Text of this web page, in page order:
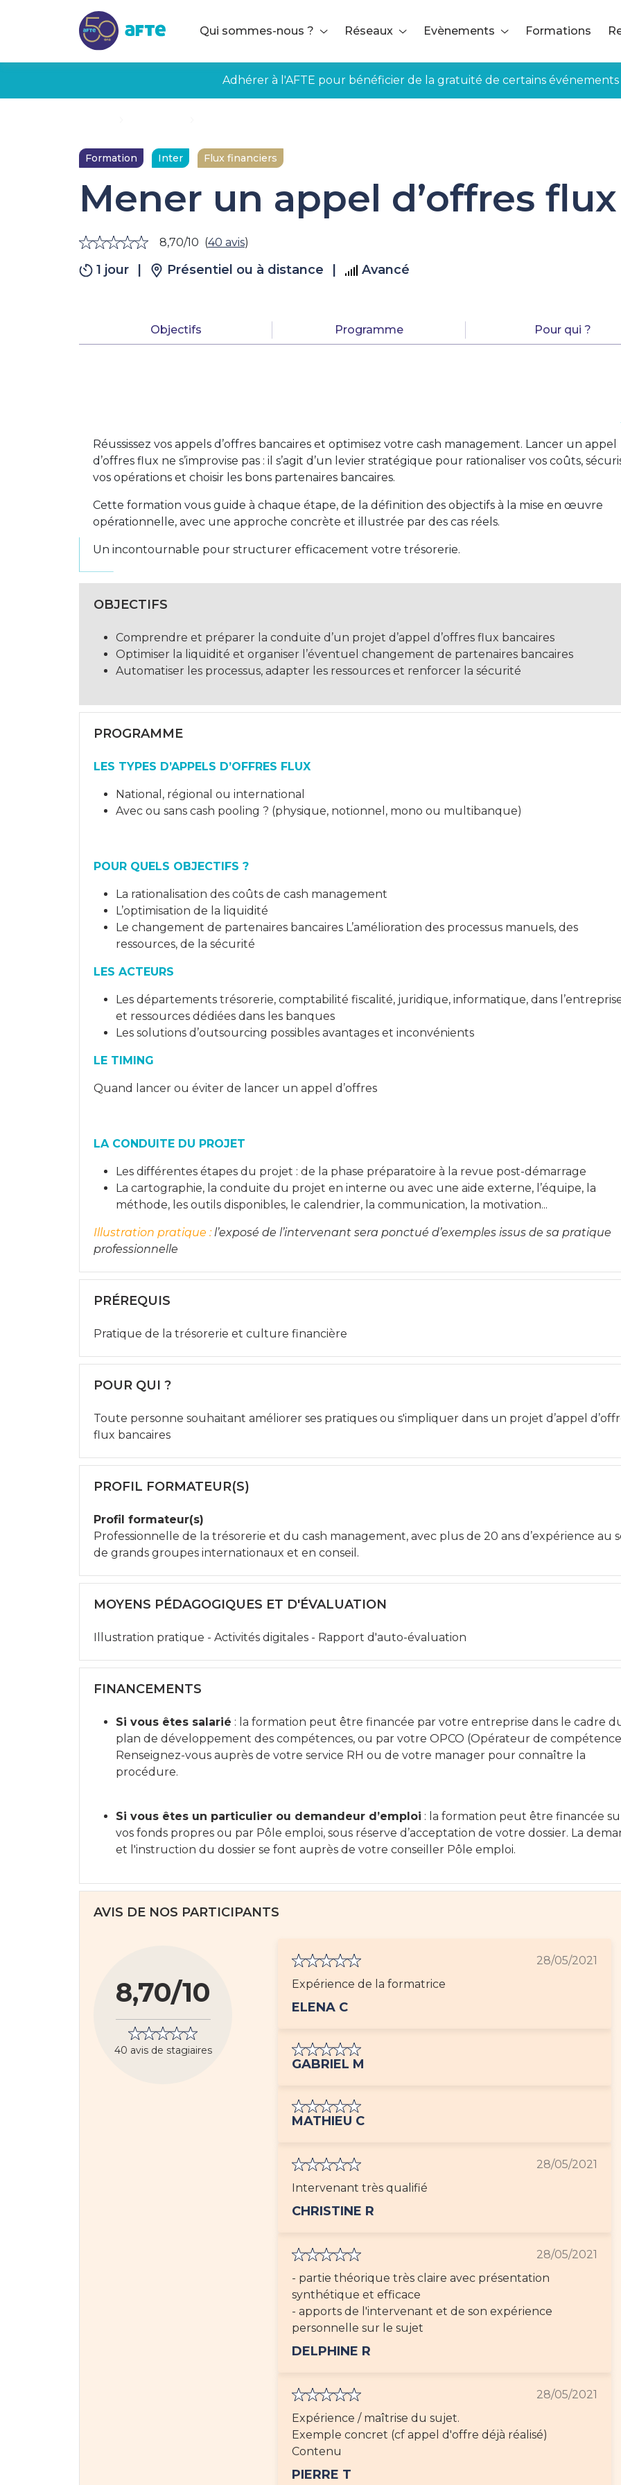
Qui sommes-nous ?
Réseaux Evènements Formations
Adhérer à l'AFTE pour bénéficier de la gratuité de certains événements
Formation Inter Flux financiers
Mener un appel d’offres
8,70/10 (40 avis)
1 jour Présentiel ou à distance Avancé
Objectifs Programme Pour qui ?
Réussissez vos appels d’offres bancaires et optimisez votre cash management. Lancer un appel
d’offres flux ne s’improvise pas : il s’agit d’un levier stratégique pour rationaliser vos coûts,
vos opérations et choisir les bons partenaires bancaires.
Cette formation vous guide à chaque étape, de la définition des objectifs à la mise en œuvre
opérationnelle, avec une approche concrète et illustrée par des cas réels.
Un incontournable pour structurer efficacement votre trésorerie.
OBJECTIFS
Comprendre et préparer la conduite d’un projet d’appel d’offres flux bancaires
Optimiser la liquidité et organiser l’éventuel changement de partenaires bancaires
Automatiser les processus, adapter les ressources et renforcer la sécurité
PROGRAMME
LES TYPES D’APPELS D’OFFRES FLUX
National, régional ou international
Avec ou sans cash pooling ? (physique, notionnel, mono ou multibanque)
POUR QUELS OBJECTIFS ?
La rationalisation des coûts de cash management
L’optimisation de la liquidité
Le changement de partenaires bancaires L’amélioration des processus manuels, des
ressources, de la sécurité
LES ACTEURS
Les départements trésorerie, comptabilité fiscalité, juridique, informatique, dans
et ressources dédiées dans les banques
Les solutions d’outsourcing possibles avantages et inconvénients
LE TIMING
Quand lancer ou éviter de lancer un appel d’offres
LA CONDUITE DU PROJET
Les différentes étapes du projet : de la phase préparatoire à la revue post-démarrage
La cartographie, la conduite du projet en interne ou avec une aide externe, l’équipe, la
méthode, les outils disponibles, le calendrier, la communication, la motivation...
Illustration pratique :l’exposé de l’intervenant sera ponctué d’exemples issus de sa pratique
professionnelle
PRÉREQUIS
Pratique de la trésorerie et culture financière
POUR QUI ?
Toute personne souhaitant améliorer ses pratiques ou s'impliquer dans un projet d’appel
flux bancaires
PROFIL FORMATEUR(S)
Profil formateur(s)
Professionnelle de la trésorerie et du cash management, avec plus de 20 ans d’expérience au
de grands groupes internationaux et en conseil.
MOYENS PÉDAGOGIQUES ET D'ÉVALUATION
Illustration pratique - Activités digitales - Rapport d'auto-évaluation
FINANCEMENTS
Si vous êtes salarié : la formation peut être financée par votre entreprise dans le cadre
plan de développement des compétences, ou par votre OPCO (Opérateur de
Renseignez-vous auprès de votre service RH ou de votre manager pour connaître la
procédure.
Si vous êtes un particulier ou demandeur d’emploi : la formation peut être financée
vos fonds propres ou par Pôle emploi, sous réserve d’acceptation de votre dossier. La
et l'instruction du dossier se font auprès de votre conseiller Pôle emploi.
AVIS DE NOS PARTICIPANTS
8,70/10
40 avis de stagiaires
28/05/2021
Expérience de la formatrice
ELENA C
GABRIEL M
MATHIEU C
28/05/2021
Intervenant très qualifié
CHRISTINE R
28/05/2021
- partie théorique très claire avec présentation
synthétique et efficace
- apports de l'intervenant et de son expérience
personnelle sur le sujet
DELPHINE R
28/05/2021
Expérience / maîtrise du sujet.
Exemple concret (cf appel d'offre déjà réalisé)
Contenu
PIERRE T